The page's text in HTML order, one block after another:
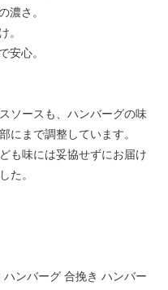
濃さ。
。
安心。
ソースも、ハンバーグの味
にまで調整しています。
も味には妥協せずにお届け
た。
ンバーグ 合挽き ハンバー